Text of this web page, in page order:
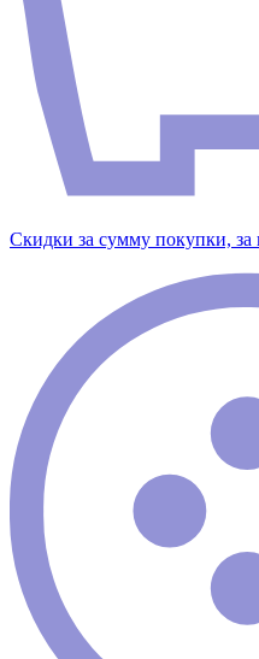
Скидки за сумму покупки, за